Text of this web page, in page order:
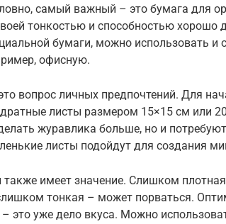
самый важный – это бумага для
тонкостью и способностью хорошо
бумаги, можно использовать
офисную.
вопрос личных предпочтений. Для
листы размером 15×15 см или
журавлика больше, но и
листы подойдут для создания
также имеет значение. Слишком
тонкая – может порваться.
это уже дело вкуса. Можно